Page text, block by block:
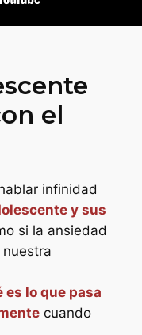
el
infinidad
y sus
si la ansiedad
es lo que pasa
cuando